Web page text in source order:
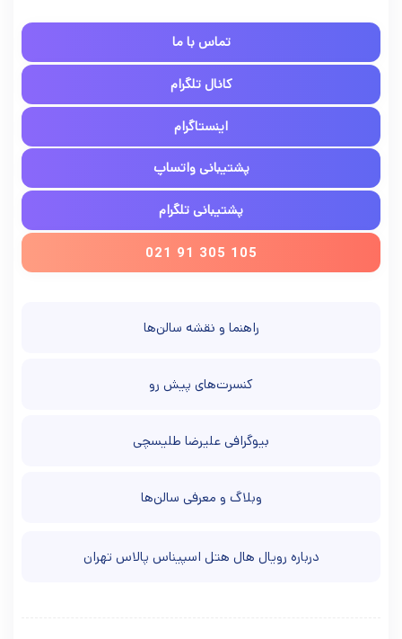
تماس با ما
کانال تلگرام
اینستاگرام
پشتیبانی واتساپ
پشتیبانی تلگرام
021 91 305 105
راهنما و نقشه سالن‌ها
کنسرت‌های پیش رو
بیوگرافی علیرضا طلیسچی
وبلاگ و معرفی سالن‌ها
درباره رويال هال هتل اسپیناس پالاس تهران